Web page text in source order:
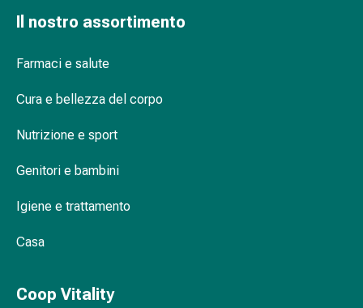
Ustioni
scottature
per
cambio
della
Medicazioni
Spray
Il nostro assortimento
Farmaci e salute
Cura e bellezza del corpo
Nutrizione e sport
Genitori e bambini
Igiene e trattamento
Casa
Coop Vitality